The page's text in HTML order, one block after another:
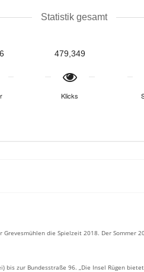
Statistik gesamt
479,349
Klicks
die Spielzeit 2018. Der Sommer
bis zur Bundesstraße 96. „Die Insel Rügen bietet